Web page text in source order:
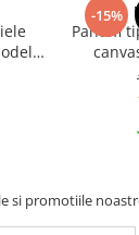
-15%
Pantofi
si promotiile